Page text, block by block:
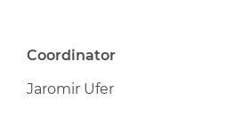
Coordinator
Jaromir Ufer